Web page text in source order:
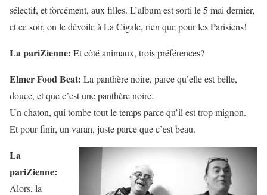
sélectif, et forcément, aux filles. L’album est sorti le 5 mai dernier,
et ce soir, on le dévoile à La Cigale, rien que pour les Parisiens!
La pariZienne: Et côté animaux, trois préférences?
Elmer Food Beat: La panthère noire, parce qu’elle est belle,
douce, et que c’est une panthère noire.
Un chaton, qui tombe tout le temps parce qu’il est trop mignon.
Et pour finir, un varan, juste parce que c’est beau.
La
pariZienne:
Alors, la